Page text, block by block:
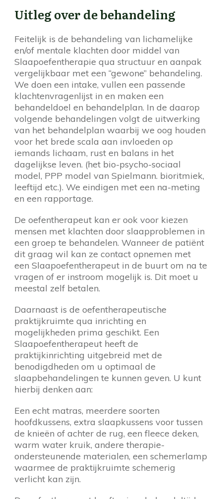
Uitleg over de behandeling
Feitelijk is de behandeling van lichamelijke
en/of mentale klachten door middel van
Slaapoefentherapie qua structuur en aanpak
vergelijkbaar met een “gewone” behandeling.
We doen een intake, vullen een passende
klachtenvragenlijst in en maken een
behandeldoel en behandelplan. In de daarop
volgende behandelingen volgt de uitwerking
van het behandelplan waarbij we oog houden
voor het brede scala aan invloeden op
iemands lichaam, rust en balans in het
dagelijkse leven. (het bio-psycho-sociaal
model, PPP model van Spielmann. bioritmiek,
leeftijd etc.). We eindigen met een na-meting
en een rapportage.
De oefentherapeut kan er ook voor kiezen
mensen met klachten door slaapproblemen in
een groep te behandelen. Wanneer de patiënt
dit graag wil kan ze contact opnemen met
een Slaapoefentherapeut in de buurt om na te
vragen of er instroom mogelijk is. Dit moet u
meestal zelf betalen.
Daarnaast is de oefentherapeutische
praktijkruimte qua inrichting en
mogelijkheden prima geschikt. Een
Slaapoefentherapeut heeft de
praktijkinrichting uitgebreid met de
benodigdheden om u optimaal de
slaapbehandelingen te kunnen geven. U kunt
hierbij denken aan:
Een echt matras, meerdere soorten
hoofdkussens, extra slaapkussens voor tussen
de knieën of achter de rug, een fleece deken,
warm water kruik, andere therapie-
ondersteunende materialen, een schemerlamp
waarmee de praktijkruimte schemerig
verlicht kan zijn.